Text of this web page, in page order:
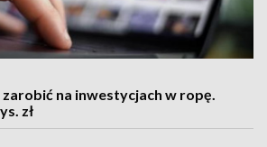
zarobić na inwestycjach w ropę.
zł